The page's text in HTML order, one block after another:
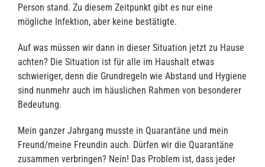
Person stand. Zu diesem Zeitpunkt gibt es nur eine
mögliche Infektion, aber keine bestätigte.
Auf was müssen wir dann in dieser Situation jetzt zu Hause
achten? Die Situation ist für alle im Haushalt etwas
schwieriger, denn die Grundregeln wie Abstand und Hygiene
sind nunmehr auch im häuslichen Rahmen von besonderer
Bedeutung.
Mein ganzer Jahrgang musste in Quarantäne und mein
Freund/meine Freundin auch. Dürfen wir die Quarantäne
zusammen verbringen? Nein! Das Problem ist, dass jeder